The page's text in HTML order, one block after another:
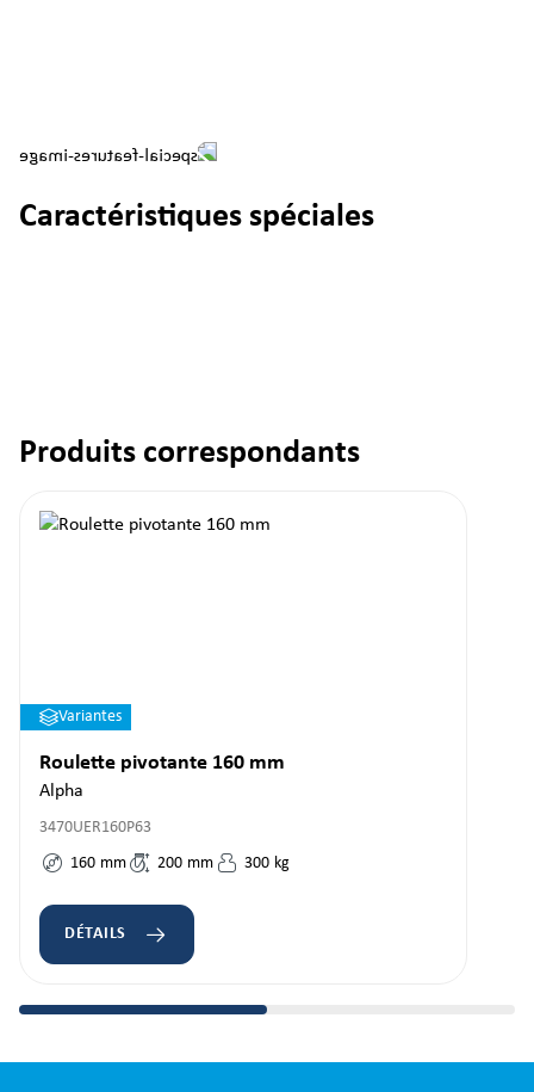
Caractéristiques spéciales
Ignorer la galerie de produits
Produits correspondants
Variantes
Roulette pivotante 160 mm
Alpha
3470UER160P63
160 mm 200 mm 300 kg
DÉTAILS